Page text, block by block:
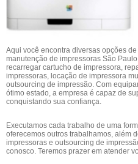
Aqui você encontra diversas opções
manutenção de impressoras São
recarregar cartucho de impressora,
impressoras, locação de impressora
outsourcing de impressão. Com
ótimo estado, a empresa é capaz de
conquistando sua confiança.
Executamos cada trabalho de uma
oferecemos outros trabalhamos, além
impressoras e outsourcing de
conosco. Teremos prazer em atender